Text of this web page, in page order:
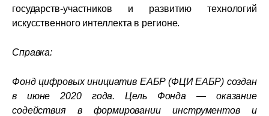
государств-участников и развитию технологий
искусственного интеллекта в регионе.
Справка:
Фонд цифровых инициатив ЕАБР (ФЦИ ЕАБР)создан
в июне 2020 года. Цель Фонда — оказание
содействия в формировании инструментов и